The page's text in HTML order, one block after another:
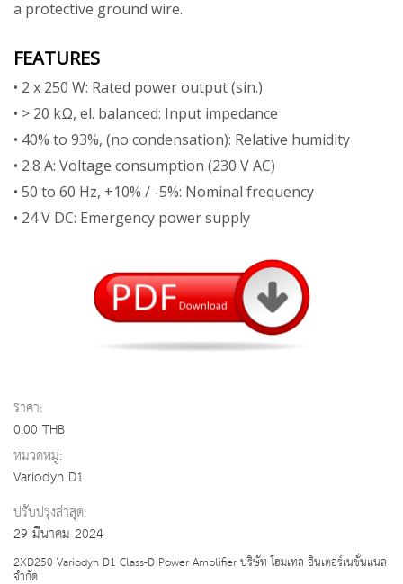
a protective ground wire.
FEATURES
• 2 x 250 W: Rated power output (sin.)
• > 20 kΩ, el. balanced: Input impedance
• 40% to 93%, (no condensation): Relative humidity
• 2.8 A: Voltage consumption (230 V AC)
• 50 to 60 Hz, +10% / -5%: Nominal frequency
• 24 V DC: Emergency power supply
ราคา:
0.00 THB
หมวดหมู่:
Variodyn D1
ปรับปรุงล่าสุด:
29 มีนาคม 2024
2XD250 Variodyn D1 Class-D Power Amplifier บริษัท โฮมเทล อินเตอร์เนชั่นแนล
จำกัด